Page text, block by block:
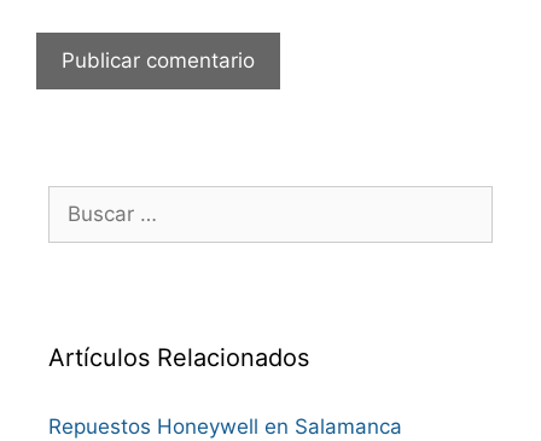
Buscar:
Artículos Relacionados
Repuestos Honeywell en Salamanca